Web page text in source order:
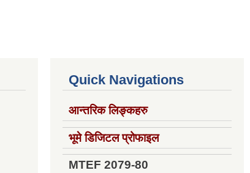
Quick Navigations
आन्तरिक लिङ्कहरु
भूमे डिजिटल प्रोफाइल
MTEF 2079-80